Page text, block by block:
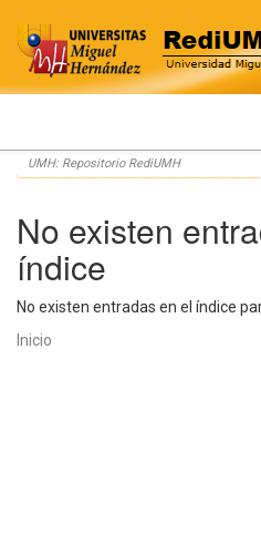
Skip
navigation
UMH: Repositorio RediUMH
No existen
índice
No existen entradas en el índice
Inicio